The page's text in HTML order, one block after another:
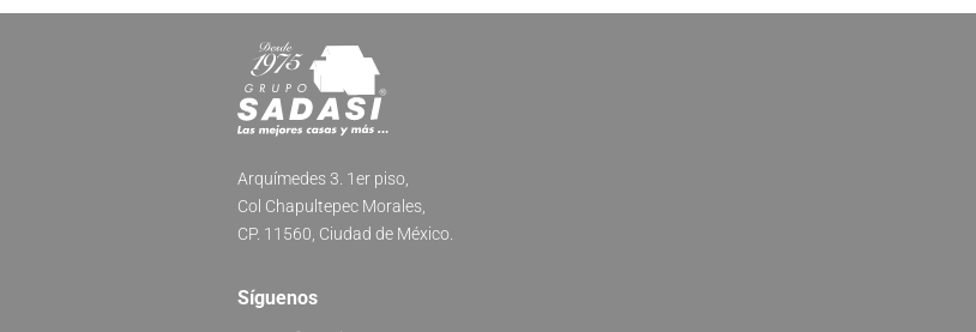
Arquímedes 3. 1er piso,
Col Chapultepec Morales,
CP. 11560, Ciudad de México.
Síguenos